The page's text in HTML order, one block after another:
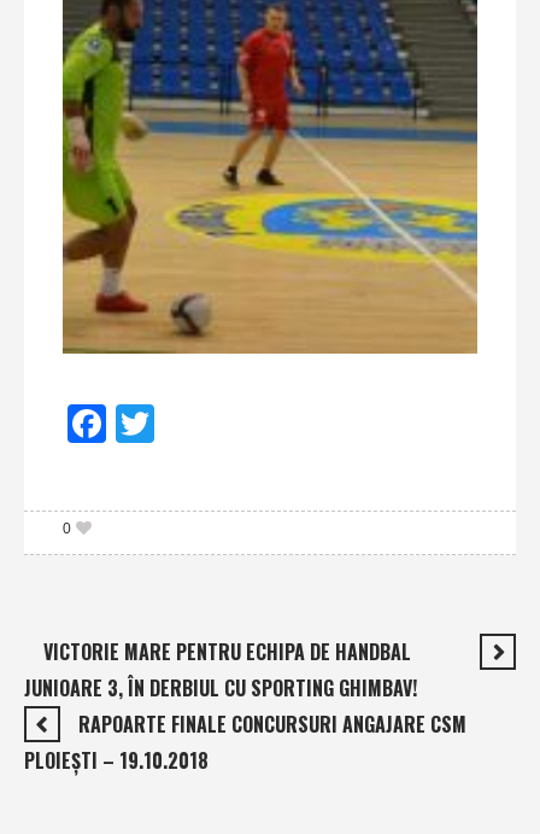
Facebook
0
VICTORIE MARE PENTRU ECHIPA DE HANDBAL
JUNIOARE 3, ÎN DERBIUL CU SPORTING GHIMBAV!
RAPOARTE FINALE CONCURSURI ANGAJARE CSM
PLOIEŞTI – 19.10.2018